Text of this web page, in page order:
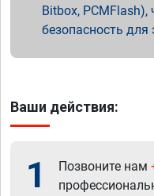
Bitbox, PCMFlash),
безопасность для
Ваши действия:
1 Позвоните нам